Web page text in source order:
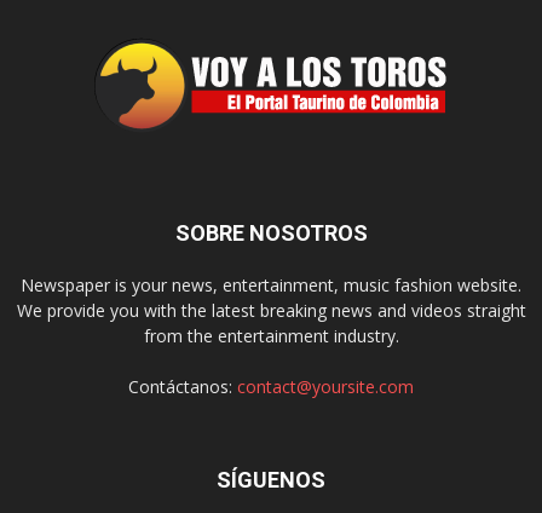
SOBRE NOSOTROS
Newspaper is your news, entertainment, music fashion website.
We provide you with the latest breaking news and videos straight
from the entertainment industry.
Contáctanos: contact@yoursite.com
SÍGUENOS